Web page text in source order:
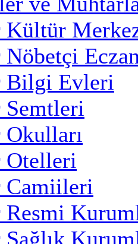
Kültür
Nöbetçi
Bilgi Evleri
Semtleri
Otelleri
Camiileri
Resmi